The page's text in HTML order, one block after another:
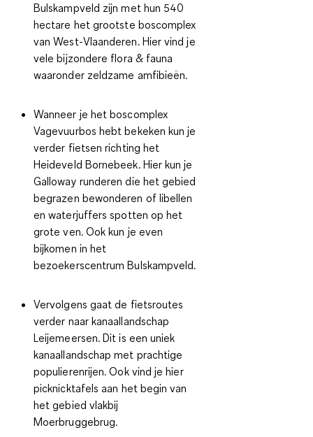
Bulskampveld zijn met hun 540
hectare het grootste boscomplex
van West-Vlaanderen. Hier vind je
vele bijzondere flora & fauna
waaronder zeldzame amfibieën.
Wanneer je het boscomplex
Vagevuurbos hebt bekeken kun je
verder fietsen richting het
Heideveld Bornebeek. Hier kun je
Galloway runderen die het gebied
begrazen bewonderen of libellen
en waterjuffers spotten op het
grote ven. Ook kun je even
bijkomen in het
bezoekerscentrum Bulskampveld.
Vervolgens gaat de fietsroutes
verder naar kanaallandschap
Leijemeersen. Dit is een uniek
kanaallandschap met prachtige
populierenrijen. Ook vind je hier
picknicktafels aan het begin van
het gebied vlakbij
Moerbruggebrug.